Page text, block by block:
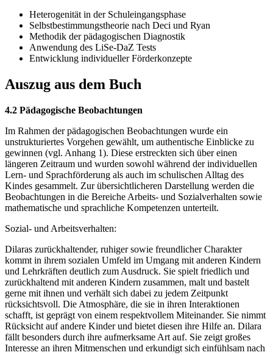
Heterogenität in der Schuleingangsphase
Selbstbestimmungstheorie nach Deci und Ryan
Methodik der pädagogischen Diagnostik
Anwendung des LiSe-DaZ Tests
Entwicklung individueller Förderkonzepte
Auszug aus dem Buch
4.2 Pädagogische Beobachtungen
Im Rahmen der pädagogischen Beobachtungen wurde ein
unstrukturiertes Vorgehen gewählt, um authentische Einblicke zu
gewinnen (vgl. Anhang 1). Diese erstreckten sich über einen
längeren Zeitraum und wurden sowohl während der individuellen
Lern- und Sprachförderung als auch im schulischen Alltag des
Kindes gesammelt. Zur übersichtlicheren Darstellung werden die
Beobachtungen in die Bereiche Arbeits- und Sozialverhalten sowie
mathematische und sprachliche Kompetenzen unterteilt.
Sozial- und Arbeitsverhalten:
Dilaras zurückhaltender, ruhiger sowie freundlicher Charakter
kommt in ihrem sozialen Umfeld im Umgang mit anderen Kindern
und Lehrkräften deutlich zum Ausdruck. Sie spielt friedlich und
zurückhaltend mit anderen Kindern zusammen, malt und bastelt
gerne mit ihnen und verhält sich dabei zu jedem Zeitpunkt
rücksichtsvoll. Die Atmosphäre, die sie in ihren Interaktionen
schafft, ist geprägt von einem respektvollem Miteinander. Sie nimmt
Rücksicht auf andere Kinder und bietet diesen ihre Hilfe an. Dilara
fällt besonders durch ihre aufmerksame Art auf. Sie zeigt großes
Interesse an ihren Mitmenschen und erkundigt sich einfühlsam nach